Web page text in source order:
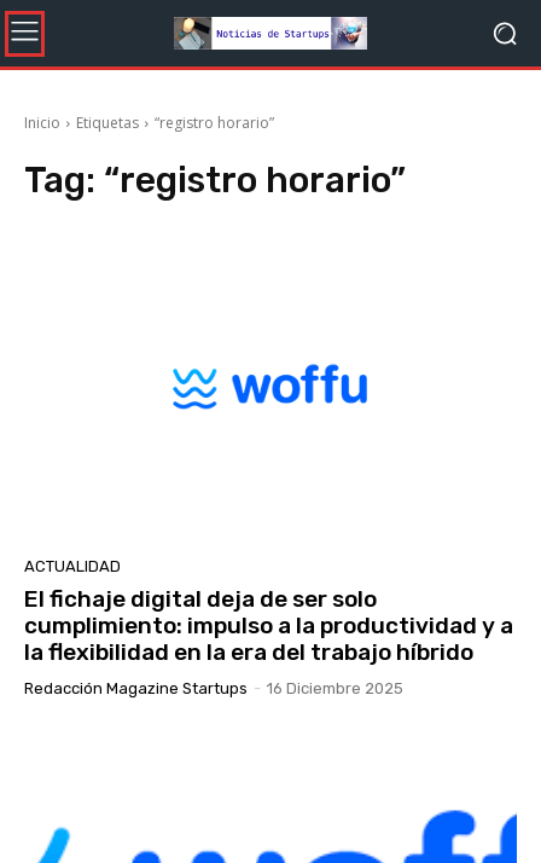
Inicio Etiquetas “registro horario”
Tag: “registro horario”
ACTUALIDAD
El fichaje digital deja de ser solo
cumplimiento: impulso a la productividad y a
la flexibilidad en la era del trabajo híbrido
Redacción Magazine Startups - 16 Diciembre 2025